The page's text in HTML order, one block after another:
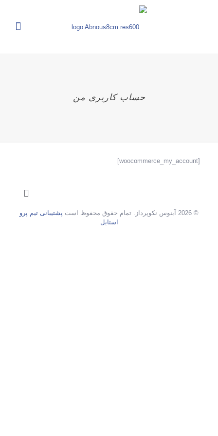
حساب کاربری من
[woocommerce_my_account]
© 2026 آبنوس نکوپرداز. تمام حقوق محفوظ است
پشتیبانی تیم پرو
استایل